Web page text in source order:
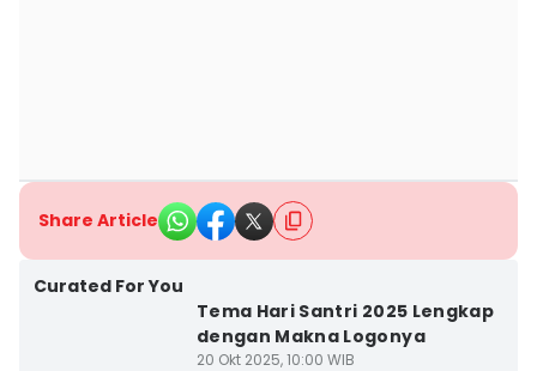
Share Article
Curated For You
Tema Hari Santri 2025 Lengkap
dengan Makna Logonya
20 Okt 2025, 10:00 WIB